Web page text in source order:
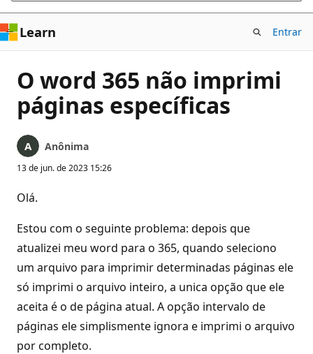
Learn Entrar
O word 365 não imprimi
páginas específicas
Anônima
13 de jun. de 2023 15:26
Olá.
Estou com o seguinte problema: depois que
atualizei meu word para o 365, quando seleciono
um arquivo para imprimir determinadas páginas ele
só imprimi o arquivo inteiro, a unica opção que ele
aceita é o de página atual. A opção intervalo de
páginas ele simplismente ignora e imprimi o arquivo
por completo.